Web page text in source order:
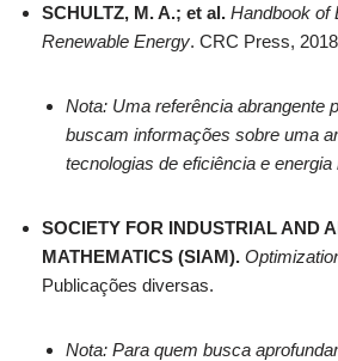
SCHULTZ, M. A.; et al. Handbook of
Renewable Energy. CRC Press,
Nota: Uma referência abrangente
buscam informações sobre uma
tecnologias de eficiência e energia
SOCIETY FOR INDUSTRIAL AND
MATHEMATICS (SIAM).
Publicações diversas.
Nota: Para quem busca